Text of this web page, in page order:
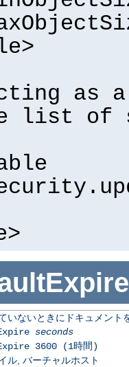
as
list of
いないときにドキュメント
seconds
3600 (1時間)
ル, バーチャルホスト